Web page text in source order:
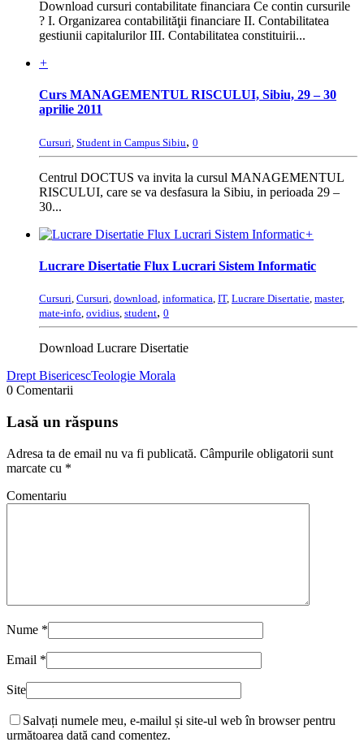
Download cursuri contabilitate financiara Ce contin cursurile
? I. Organizarea contabilităţii financiare II. Contabilitatea
gestiunii capitalurilor III. Contabilitatea constituirii...
+
Curs MANAGEMENTUL RISCULUI, Sibiu, 29 – 30
aprilie 2011
Cursuri Student in Campus Sibiu, 0
Centrul DOCTUS va invita la cursul MANAGEMENTUL
RISCULUI, care se va desfasura la Sibiu, in perioada 29 –
30...
+
Lucrare Disertatie Flux Lucrari Sistem Informatic
Cursuri, Cursuri, download, informatica, IT, Lucrare Disertatie, master,
mate-info, ovidius, student, 0
Download Lucrare Disertatie
Drept BisericescTeologie Morala
0 Comentarii
Lasă un răspuns
Adresa ta de email nu va fi publicată. Câmpurile obligatorii sunt
marcate cu *
Comentariu
Nume *
Email *
Site
Salvați numele meu, e-mailul și site-ul web în browser pentru
următoarea dată cand comentez.